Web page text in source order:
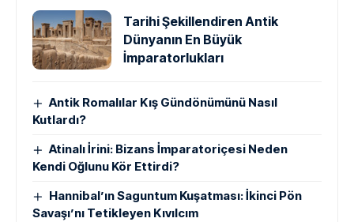
Tarihi Şekillendiren Antik
Dünyanın En Büyük
İmparatorlukları
Antik Romalılar Kış Gündönümünü Nasıl
Kutlardı?
Atinalı İrini: Bizans İmparatoriçesi Neden
Kendi Oğlunu Kör Ettirdi?
Hannibal’ın Saguntum Kuşatması: İkinci Pön
Savaşı’nı Tetikleyen Kıvılcım